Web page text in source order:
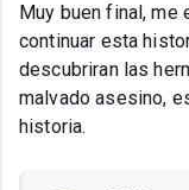
Muy buen final, me
continuar esta
descubriran las
malvado asesino,
historia.